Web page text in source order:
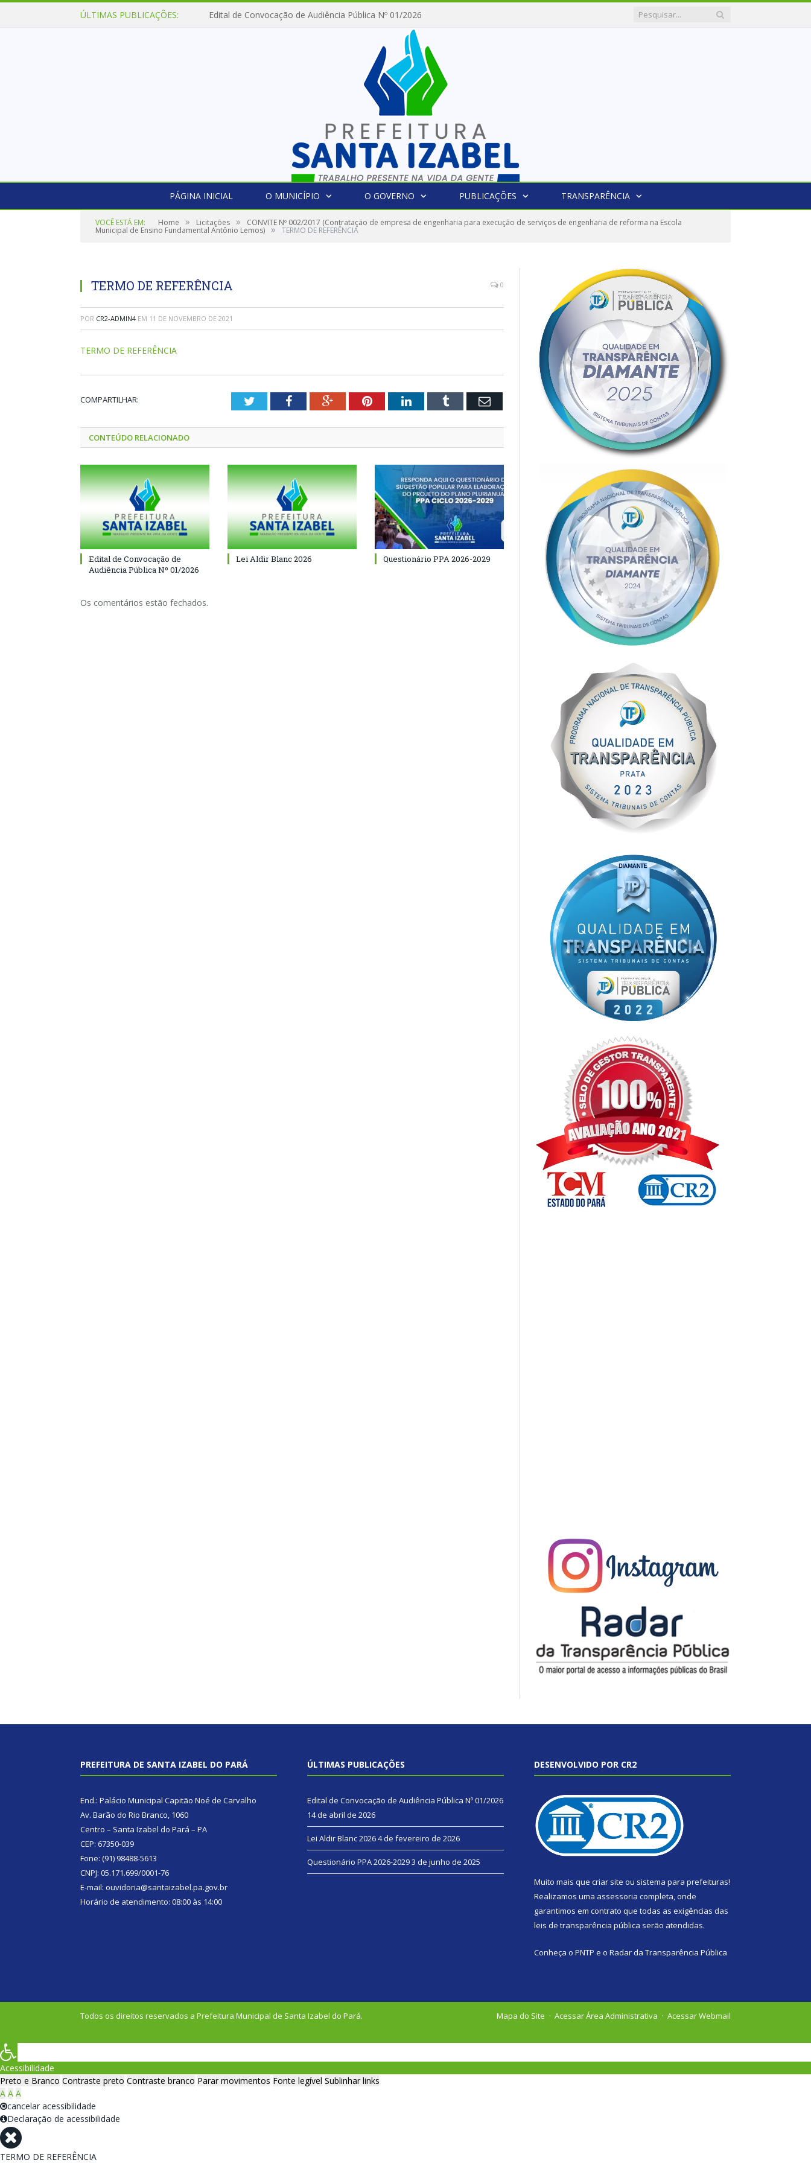
ÚLTIMAS PUBLICAÇÕES: Edital de Convocação de Audiência Pública Nº 01/2026
PÁGINA INICIAL O MUNICÍPIO O GOVERNO PUBLICAÇÕES TRANSPARÊNCIA
VOCÊ ESTÁ EM: Home » Licitações » CONVITE Nº 002/2017 (Contratação de empresa de engenharia para execução de serviços de engenharia de reforma na Escola
Municipal de Ensino Fundamental Antônio Lemos) » TERMO DE REFERÊNCIA
TERMO DE REFERÊNCIA 0
POR CR2-ADMIN4 EM 11 DE NOVEMBRO DE 2021
TERMO DE REFERÊNCIA
COMPARTILHAR: TwitterFacebookGoogle+PinterestLinkedInTumblr Email
CONTEÚDO RELACIONADO
Edital de Convocação de
Audiência Pública Nº 01/2026
Lei Aldir Blanc 2026 Questionário PPA 2026-2029
Os comentários estão fechados.
PREFEITURA DE SANTA IZABEL DO PARÁ
End.: Palácio Municipal Capitão Noé de Carvalho
Av. Barão do Rio Branco, 1060
Centro – Santa Izabel do Pará – PA
CEP: 67350-039
Fone: (91) 98488-5613
CNPJ: 05.171.699/0001-76
E-mail: ouvidoria@santaizabel.pa.gov.br
Horário de atendimento: 08:00 às 14:00
ÚLTIMAS PUBLICAÇÕES
Edital de Convocação de Audiência Pública Nº 01/2026
14 de abril de 2026
Lei Aldir Blanc 20264 de fevereiro de 2026
Questionário PPA 2026-20293 de junho de 2025
DESENVOLVIDO POR CR2
Muito mais que criar site ou sistema para prefeituras!
Realizamos uma assessoria completa, onde
garantimos em contrato que todas as exigências das
leis de transparência pública serão atendidas.
Conheça o PNTP e o Radar da Transparência Pública
Todos os direitos reservados a Prefeitura Municipal de Santa Izabel do Pará. Mapa do Site Acessar Área Administrativa Acessar Webmail
Acessibilidade
Preto e Branco Contraste preto Contraste branco Parar movimentos Fonte legível Sublinhar links
A A A
cancelar acessibilidade
Declaração de acessibilidade
TERMO DE REFERÊNCIA